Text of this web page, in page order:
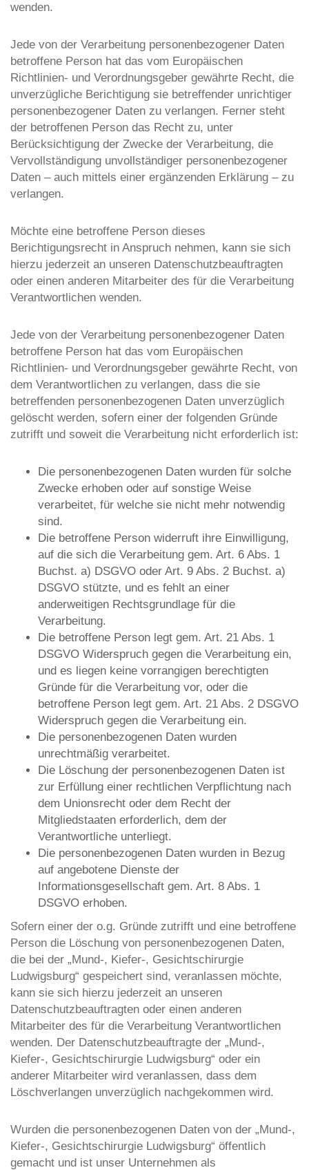
wenden.
Jede von der Verarbeitung personenbezogener Daten
betroffene Person hat das vom Europäischen
Richtlinien- und Verordnungsgeber gewährte Recht, die
unverzügliche Berichtigung sie betreffender unrichtiger
personenbezogener Daten zu verlangen. Ferner steht
der betroffenen Person das Recht zu, unter
Berücksichtigung der Zwecke der Verarbeitung, die
Vervollständigung unvollständiger personenbezogener
Daten – auch mittels einer ergänzenden Erklärung – zu
verlangen.
Möchte eine betroffene Person dieses
Berichtigungsrecht in Anspruch nehmen, kann sie sich
hierzu jederzeit an unseren Datenschutzbeauftragten
oder einen anderen Mitarbeiter des für die Verarbeitung
Verantwortlichen wenden.
Jede von der Verarbeitung personenbezogener Daten
betroffene Person hat das vom Europäischen
Richtlinien- und Verordnungsgeber gewährte Recht, von
dem Verantwortlichen zu verlangen, dass die sie
betreffenden personenbezogenen Daten unverzüglich
gelöscht werden, sofern einer der folgenden Gründe
zutrifft und soweit die Verarbeitung nicht erforderlich ist:
Die personenbezogenen Daten wurden für solche
Zwecke erhoben oder auf sonstige Weise
verarbeitet, für welche sie nicht mehr notwendig
sind.
Die betroffene Person widerruft ihre Einwilligung,
auf die sich die Verarbeitung gem. Art. 6 Abs. 1
Buchst. a) DSGVO oder Art. 9 Abs. 2 Buchst. a)
DSGVO stützte, und es fehlt an einer
anderweitigen Rechtsgrundlage für die
Verarbeitung.
Die betroffene Person legt gem. Art. 21 Abs. 1
DSGVO Widerspruch gegen die Verarbeitung ein,
und es liegen keine vorrangigen berechtigten
Gründe für die Verarbeitung vor, oder die
betroffene Person legt gem. Art. 21 Abs. 2 DSGVO
Widerspruch gegen die Verarbeitung ein.
Die personenbezogenen Daten wurden
unrechtmäßig verarbeitet.
Die Löschung der personenbezogenen Daten ist
zur Erfüllung einer rechtlichen Verpflichtung nach
dem Unionsrecht oder dem Recht der
Mitgliedstaaten erforderlich, dem der
Verantwortliche unterliegt.
Die personenbezogenen Daten wurden in Bezug
auf angebotene Dienste der
Informationsgesellschaft gem. Art. 8 Abs. 1
DSGVO erhoben.
Sofern einer der o.g. Gründe zutrifft und eine betroffene
Person die Löschung von personenbezogenen Daten,
die bei der „Mund-, Kiefer-, Gesichtschirurgie
Ludwigsburg“ gespeichert sind, veranlassen möchte,
kann sie sich hierzu jederzeit an unseren
Datenschutzbeauftragten oder einen anderen
Mitarbeiter des für die Verarbeitung Verantwortlichen
wenden. Der Datenschutzbeauftragte der „Mund-,
Kiefer-, Gesichtschirurgie Ludwigsburg“ oder ein
anderer Mitarbeiter wird veranlassen, dass dem
Löschverlangen unverzüglich nachgekommen wird.
Wurden die personenbezogenen Daten von der „Mund-,
Kiefer-, Gesichtschirurgie Ludwigsburg“ öffentlich
gemacht und ist unser Unternehmen als